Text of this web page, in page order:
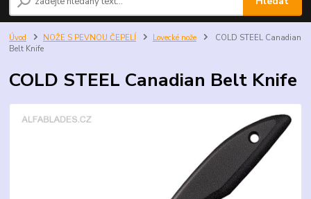
Úvod NOŽE S PEVNOU ČEPELÍ Lovecké nože
COLD STEEL Canadian
Belt Knife
COLD STEEL Canadian Belt Knife